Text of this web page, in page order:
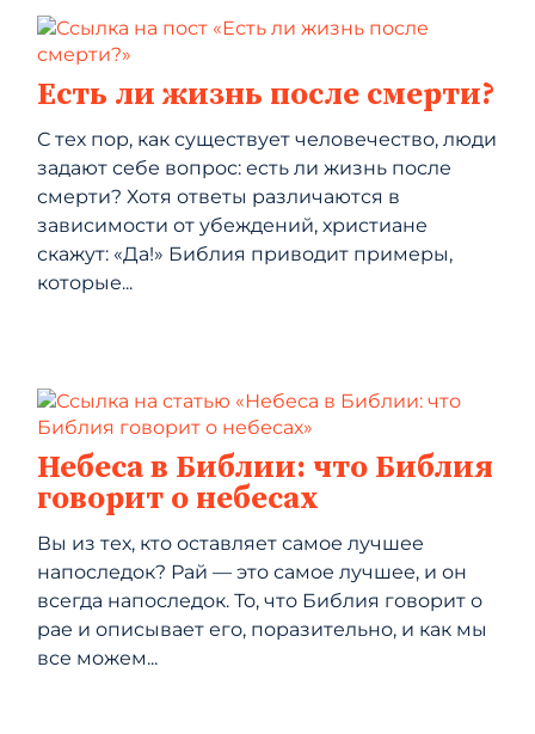
Есть ли жизнь после смерти?
С тех пор, как существует человечество, люди
задают себе вопрос: есть ли жизнь после
смерти? Хотя ответы различаются в
зависимости от убеждений, христиане
скажут: «Да!» Библия приводит примеры,
которые...
Небеса в Библии: что Библия
говорит о небесах
Вы из тех, кто оставляет самое лучшее
напоследок? Рай — это самое лучшее, и он
всегда напоследок. То, что Библия говорит о
рае и описывает его, поразительно, и как мы
все можем...